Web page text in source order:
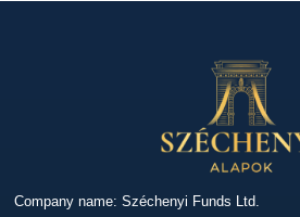
Company name: Széchenyi Funds Ltd.